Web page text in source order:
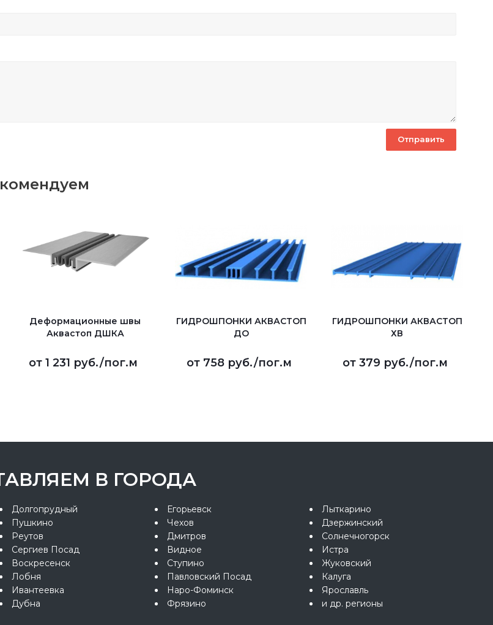
Деформационные швы
Аквастоп ДШКА
от 1 231 руб./пог.м
ГИДРОШПОНКИ АКВАСТОП
ДО
от 758 руб./пог.м
ГИДРОШПОНКИ АКВАСТОП
ХВ
от 379 руб./пог.м
В ГОРОДА
Долгопрудный
Пушкино
Реутов
Сергиев Посад
Воскресенск
Лобня
Ивантеевка
Дубна
Егорьевск
Чехов
Дмитров
Видное
Ступино
Павловский Посад
Наро-Фоминск
Фрязино
Лыткарино
Дзержинский
Солнечногорск
Истра
Жуковский
Калуга
Ярославль
и др. регионы